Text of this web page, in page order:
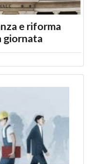
e riforma
giornata